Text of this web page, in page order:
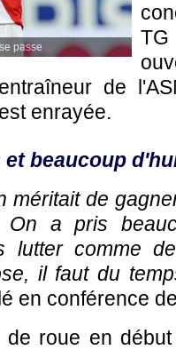
passe
de
enrayée.
et beaucoup
méritait de
a pris
lutter comme
il faut du
en conférence
roue en